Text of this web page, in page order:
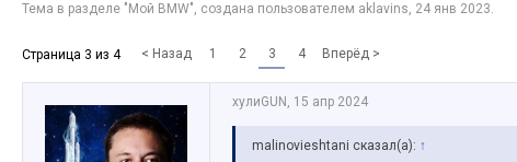
Тема в разделе " Мой BMW", создана пользователем aklavins, 24 янв 2023.
Страница 3 из 4 < Назад 1 2 3 4 Вперёд >
хулиGUN , 15 апр 2024
malinovieshtani сказал(а): ↑